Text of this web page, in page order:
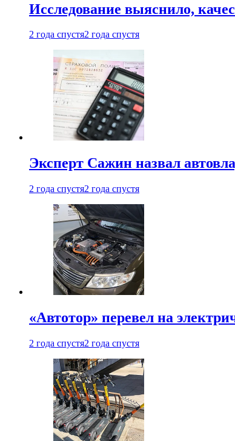
Исследование выяснило,
2 года спустя2 года спустя
Эксперт Сажин назвал
2 года спустя2 года спустя
«Автотор» перевел на
2 года спустя2 года спустя